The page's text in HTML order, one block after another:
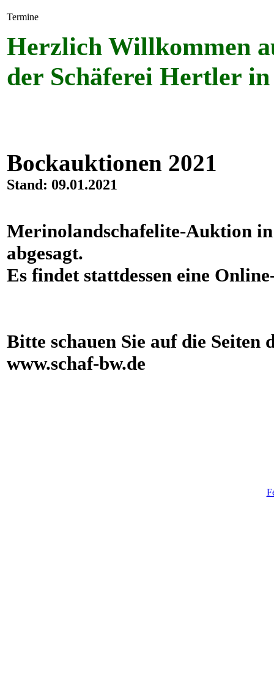
Termine
Herzlich Willkommen
der Schäferei Hertler in
Stand: 09.01.2021
Merinolandschafelite-Auktion
abgesagt.
Es findet stattdessen eine
Bitte schauen Sie auf die Seiten
www.schaf-bw.de